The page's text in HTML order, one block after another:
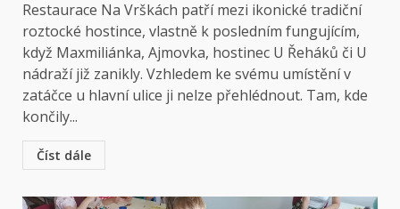
Restaurace Na Vrškách patří mezi ikonické tradiční
roztocké hostince, vlastně k posledním fungujícím,
když Maxmiliánka, Ajmovka, hostinec U Řeháků či U
nádraží již zanikly. Vzhledem ke svému umístění v
zatáčce u hlavní ulice ji nelze přehlédnout. Tam, kde
končily...
Číst dále